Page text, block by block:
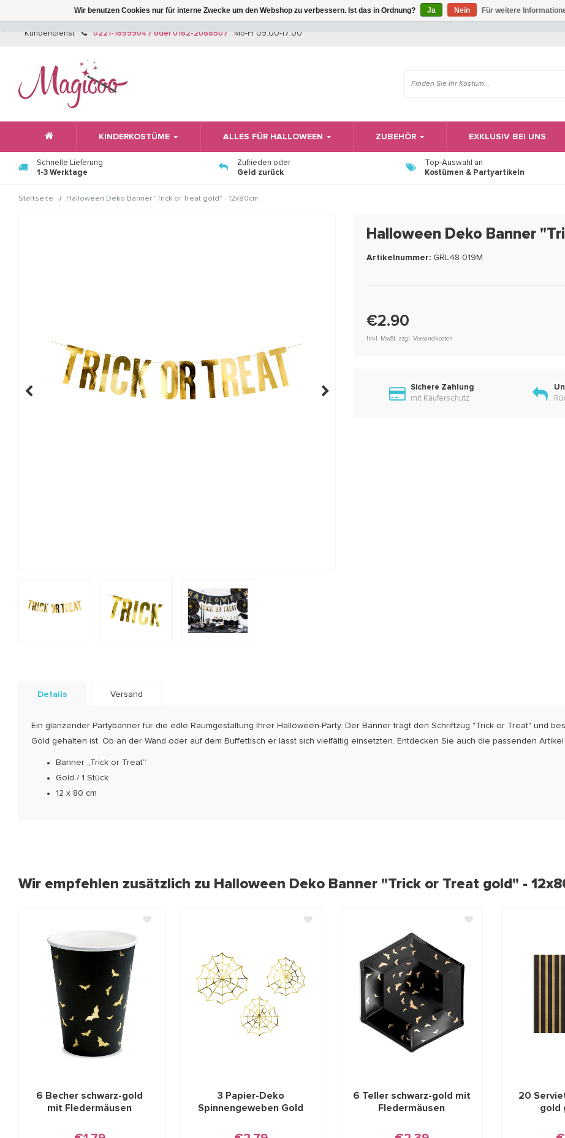
Wir haben Betriebsferien, daher können Sie derzeit nicht bestellen.
Kundendienst 0221-16999047 oder 0162-2088507 Mo-Fr 09:00-17:00
KINDERKOSTÜME ALLES FÜR HALLOWEEN ZUBEHÖR EXKLUSIV BEI UNS
Schnelle Lieferung
1-3 Werktage
Zufrieden oder
Geld zurück
Top-Auswahl an
Kostümen & Partyartikeln
Startseite / Halloween Deko Banner "Trick or Treat gold" - 12x80cm
Halloween Deko Banner
Artikelnummer:GRL48-019M
€2.90
Inkl. MwSt. zzgl. Versandkosten
Sichere Zahlung
mit Käuferschutz
Details Versand
Ein glänzender Partybanner für die edle Raumgestaltung Ihrer Halloween-Party. Der Banner trägt den Schriftzug "Trick or Treat" und
Gold gehalten ist. Ob an der Wand oder auf dem Buffettisch er lässt sich vielfältig ein­setzten. Entdecken Sie auch die passenden
Banner „Trick or Treat“
Gold / 1 Stück
12 x 80 cm
Wir empfehlen zusätzlich zu Halloween Deko Banner "Trick or Treat gold" -
6 Becher schwarz-gold
mit Fledermäusen
3 Papier-Deko
Spinnengeweben Gold
6 Teller schwarz-gold mit
Fledermäusen
20
gold
Wir benutzen Cookies nur für interne Zwecke um den Webshop zu verbessern. Ist das in Ordnung? Ja Nein Für weitere